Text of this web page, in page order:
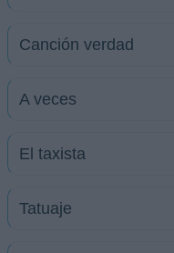
Canción verdad
A veces
El taxista
Tatuaje